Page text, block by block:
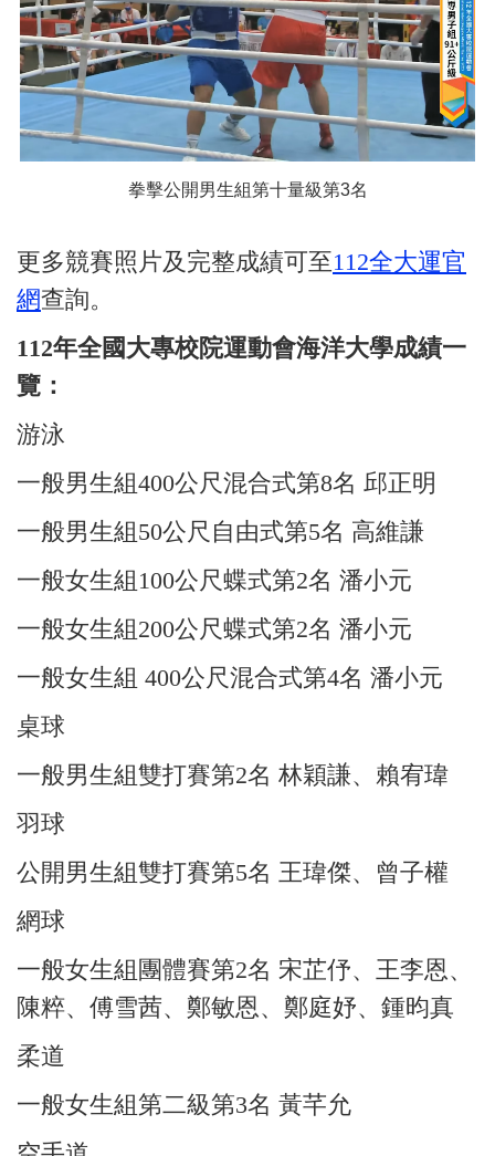
拳擊公開男生組第十量級第3名
更多競賽照片及完整成績可至112全大運官
網查詢。
112年全國大專校院運動會海洋大學成績一
覽：
游泳
一般男生組400公尺混合式第8名 邱正明
一般男生組50公尺自由式第5名 高維謙
一般女生組100公尺蝶式第2名 潘小元
一般女生組200公尺蝶式第2名 潘小元
一般女生組 400公尺混合式第4名 潘小元
桌球
一般男生組雙打賽第2名 林穎謙、賴宥瑋
羽球
公開男生組雙打賽第5名 王瑋傑、曾子權
網球
一般女生組團體賽第2名 宋芷伃、王李恩、
陳粹、傅雪茜、鄭敏恩、鄭庭妤、鍾昀真
柔道
一般女生組第二級第3名 黃芊允